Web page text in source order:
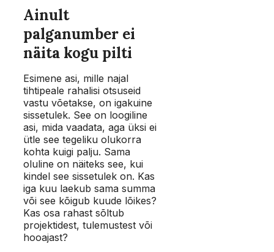
Ainult
palganumber ei
näita kogu pilti
Esimene asi, mille najal
tihtipeale rahalisi otsuseid
vastu võetakse, on igakuine
sissetulek. See on loogiline
asi, mida vaadata, aga üksi ei
ütle see tegeliku olukorra
kohta kuigi palju. Sama
oluline on näiteks see, kui
kindel see sissetulek on. Kas
iga kuu laekub sama summa
või see kõigub kuude lõikes?
Kas osa rahast sõltub
projektidest, tulemustest või
hooajast?